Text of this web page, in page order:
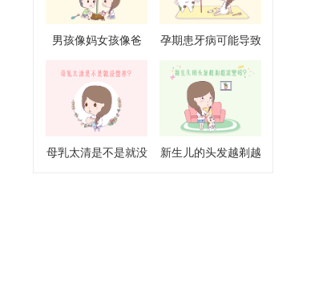
男孩像妈女孩像爸
孕期患牙病可能导致
流产是真的吗
母乳太清是不是就没
新生儿的头发越剃越